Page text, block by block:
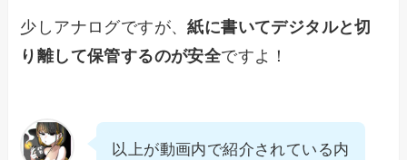
少しアナログですが、紙に書いてデジタルと切
り離して保管するのが安全ですよ！
以上が動画内で紹介されている内